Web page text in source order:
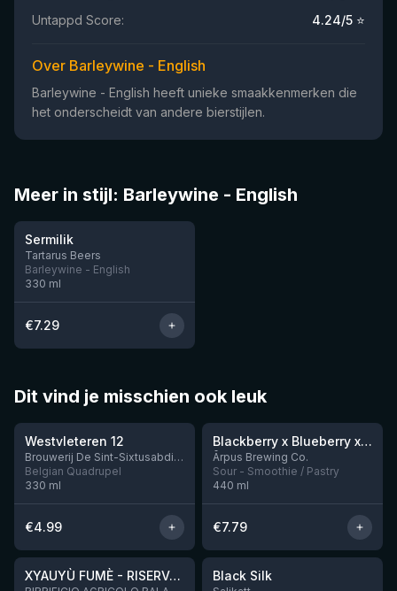
Untappd Score:
4.24/5 ⭐
Over Barleywine - English
Barleywine - English heeft unieke smaakkenmerken die
het onderscheidt van andere bierstijlen.
Meer in stijl: Barleywine - English
★3.99
Sermilik
Tartarus Beers
Barleywine - English
330 ml
€7.29
Dit vind je misschien ook leuk
★4.46
Westvleteren 12
Brouwerij De Sint-Sixtusabdij van Westvleteren
Belgian Quadrupel
330 ml
€4.99
Nog 9
★4.3
Blackberry x Blueberry x Mango x Pineapple x Peanut Butter Smoothie Sour Ale
Ārpus Brewing Co.
Sour - Smoothie / Pastry
440 ml
€7.79
★ 4.48
XYAUYÙ FUMÈ - RISERVA 2019
★ 4.53
Black Silk